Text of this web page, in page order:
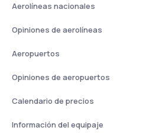
Aerolíneas nacionales
Opiniones de aerolíneas
Aeropuertos
Opiniones de aeropuertos
Calendario de precios
Información del equipaje